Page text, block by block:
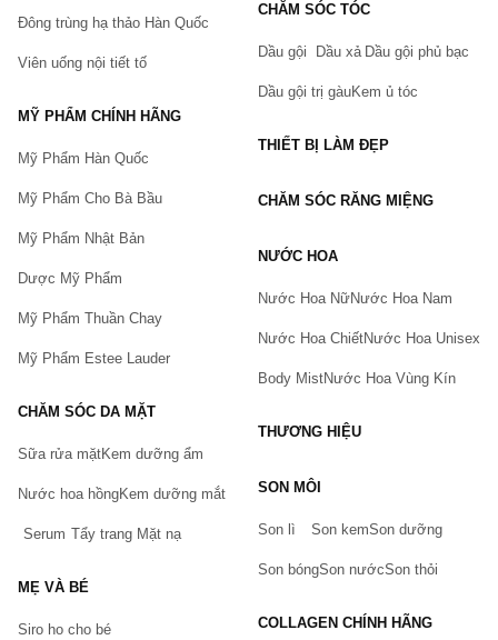
Bạn gặp vấn đề về sản phẩm hay mua hàng?
Hãy báo lỗi cho chúng tôi. Hoặc gọi cho chúng tôi qua số
Đông trùng hạ thảo Hàn Quốc
Viên uống nội tiết tố
MỸ PHẨM CHÍNH HÃNG
Mỹ Phẩm Hàn Quốc
Mỹ Phẩm Cho Bà Bầu
Mỹ Phẩm Nhật Bản
Dược Mỹ Phẩm
Mỹ Phẩm Thuần Chay
Mỹ Phẩm Estee Lauder
CHĂM SÓC DA MẶT
Sữa rửa mặtKem dưỡng ẩm
Nước hoa hồngKem dưỡng mắt
Serum Tẩy trang Mặt nạ
MẸ VÀ BÉ
Siro ho cho bé
CHĂM SÓC TÓC
Dầu gội Dầu xả Dầu gội phủ bạc
Dầu gội trị gàuKem ủ tóc
THIẾT BỊ LÀM ĐẸP
CHĂM SÓC RĂNG MIỆNG
NƯỚC HOA
Nước Hoa NữNước Hoa Nam
Nước Hoa ChiếtNước Hoa Unisex
Body MistNước Hoa Vùng Kín
THƯƠNG HIỆU
SON MÔI
Son lì Son kemSon dưỡng
Son bóngSon nướcSon thỏi
COLLAGEN CHÍNH HÃNG